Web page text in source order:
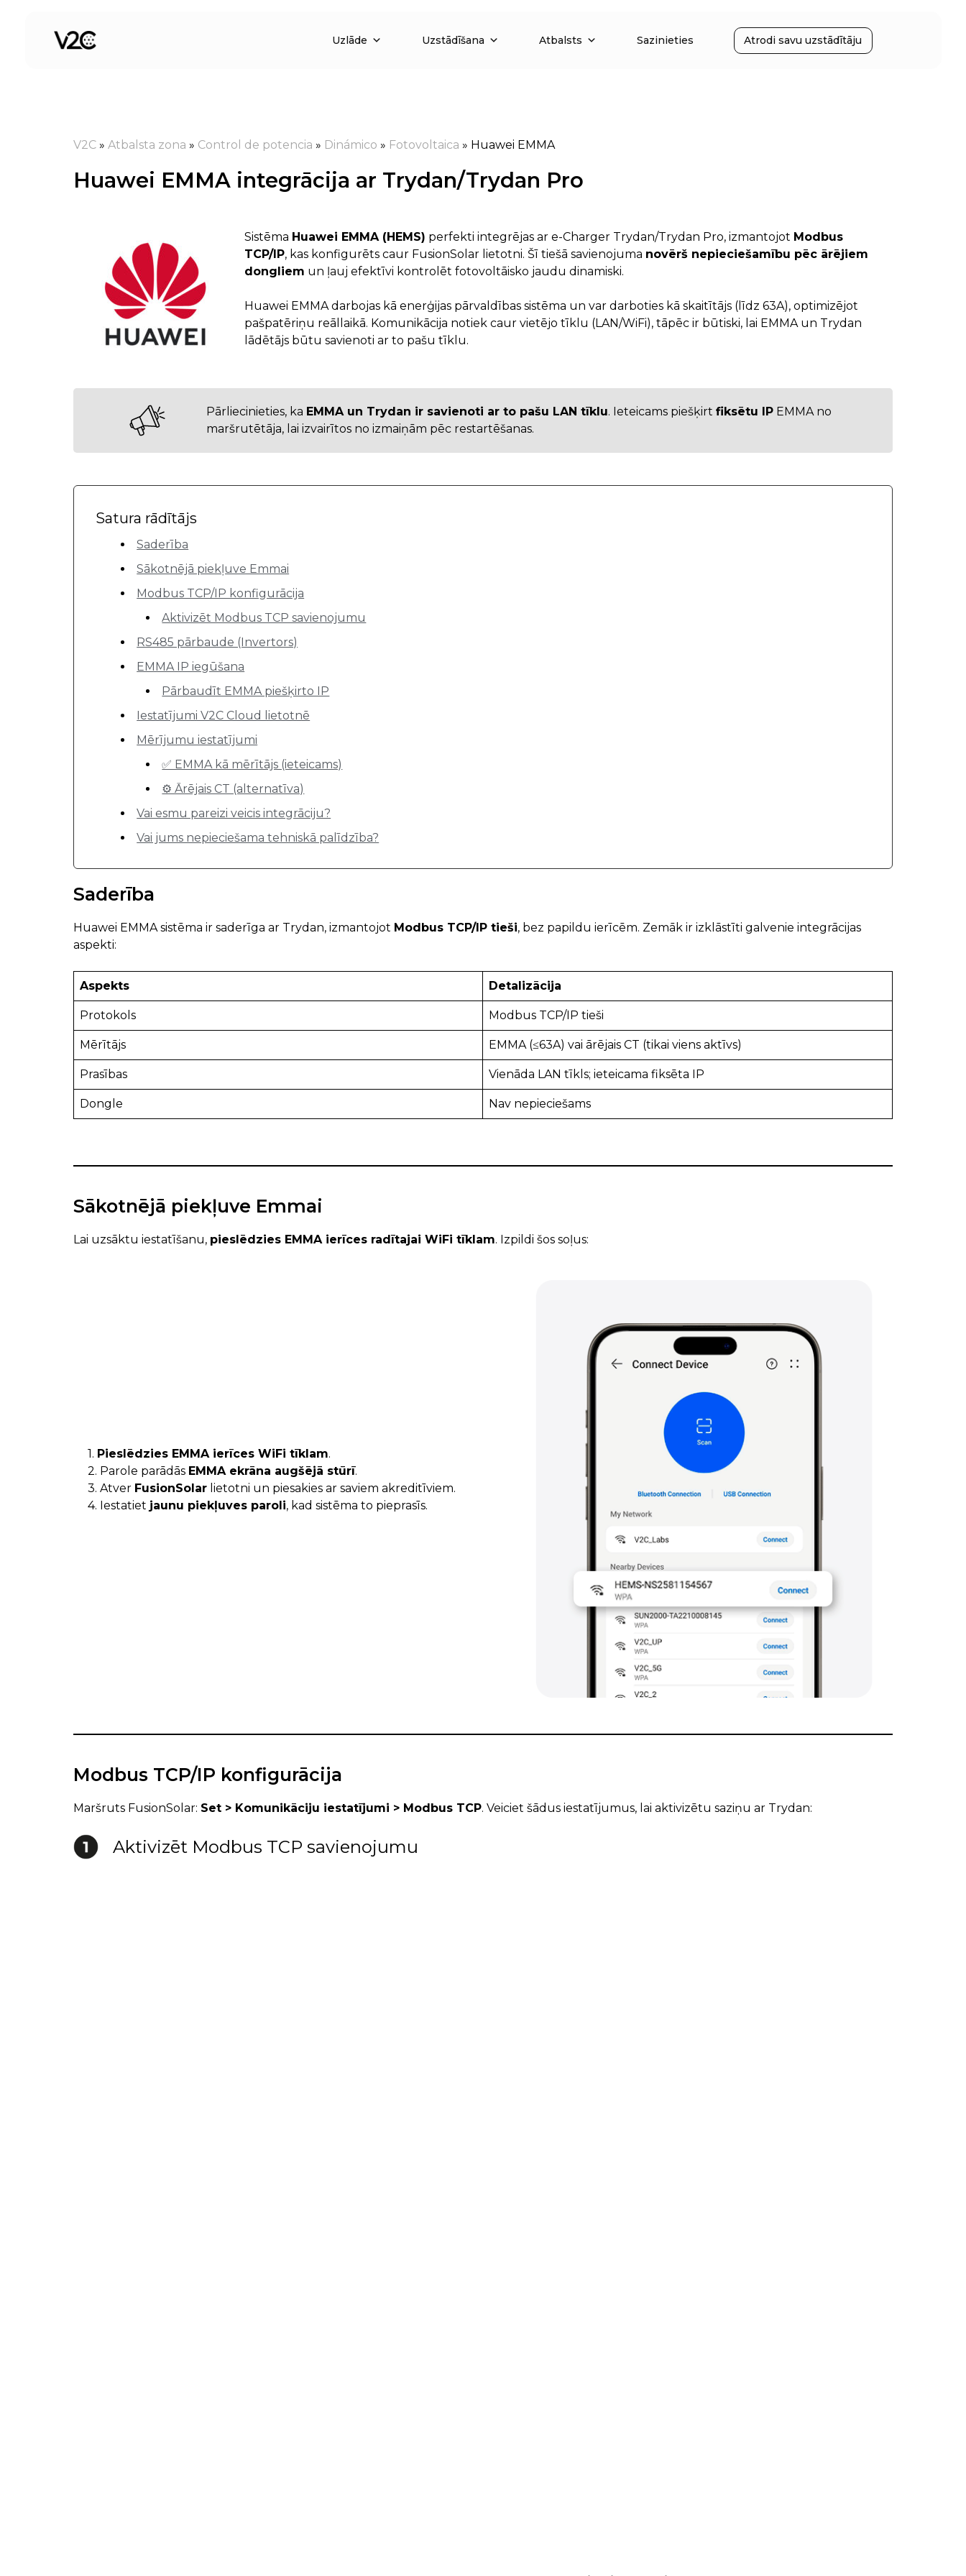
Uzlāde Uzstādīšana Atbalsts Sazinieties Atrodi savu uzstādītāju
V2C » Atbalsta zona » Control de potencia » Dinámico » Fotovoltaica » Huawei EMMA
Huawei EMMA integrācija ar Trydan/Trydan Pro
Sistēma Huawei EMMA (HEMS) perfekti integrējas ar e-Charger Trydan/Trydan Pro, izmantojot Modbus
TCP/IP, kas konfigurēts caur FusionSolar lietotni. Šī tiešā savienojuma novērš nepieciešamību pēc ārējiem
dongliem un ļauj efektīvi kontrolēt fotovoltāisko jaudu dinamiski.
Huawei EMMA darbojas kā enerģijas pārvaldības sistēma un var darboties kā skaitītājs (līdz 63A), optimizējot
pašpatēriņu reāllaikā. Komunikācija notiek caur vietējo tīklu (LAN/WiFi), tāpēc ir būtiski, lai EMMA un Trydan
lādētājs būtu savienoti ar to pašu tīklu.
Pārliecinieties, ka EMMA un Trydan ir savienoti ar to pašu LAN tīklu. Ieteicams piešķirt fiksētu IP EMMA no
maršrutētāja, lai izvairītos no izmaiņām pēc restartēšanas.
Satura rādītājs
Saderība
Sākotnējā piekļuve Emmai
Modbus TCP/IP konfigurācija
Aktivizēt Modbus TCP savienojumu
RS485 pārbaude (Invertors)
EMMA IP iegūšana
Pārbaudīt EMMA piešķirto IP
Iestatījumi V2C Cloud lietotnē
Mērījumu iestatījumi
✅ EMMA kā mērītājs (ieteicams)
⚙️ Ārējais CT (alternatīva)
Vai esmu pareizi veicis integrāciju?
Vai jums nepieciešama tehniskā palīdzība?
Saderība
Huawei EMMA sistēma ir saderīga ar Trydan, izmantojot Modbus TCP/IP tieši, bez papildu ierīcēm. Zemāk ir izklāstīti galvenie integrācijas
aspekti:
Aspekts Detalizācija
Protokols Modbus TCP/IP tieši
Mērītājs EMMA (≤63A) vai ārējais CT (tikai viens aktīvs)
Prasības Vienāda LAN tīkls; ieteicama fiksēta IP
Dongle Nav nepieciešams
Sākotnējā piekļuve Emmai
Lai uzsāktu iestatīšanu, pieslēdzies EMMA ierīces radītajai WiFi tīklam. Izpildi šos soļus:
1. Pieslēdzies EMMA ierīces WiFi tīklam.
2. Parole parādās EMMA ekrāna augšējā stūrī.
3. Atver FusionSolar lietotni un piesakies ar saviem akreditīviem.
4. Iestatiet jaunu piekļuves paroli, kad sistēma to pieprasīs.
Modbus TCP/IP konfigurācija
Maršruts FusionSolar: Set > Komunikāciju iestatījumi > Modbus TCP. Veiciet šādus iestatījumus, lai aktivizētu saziņu ar Trydan:
Aktivizēt Modbus TCP savienojumu